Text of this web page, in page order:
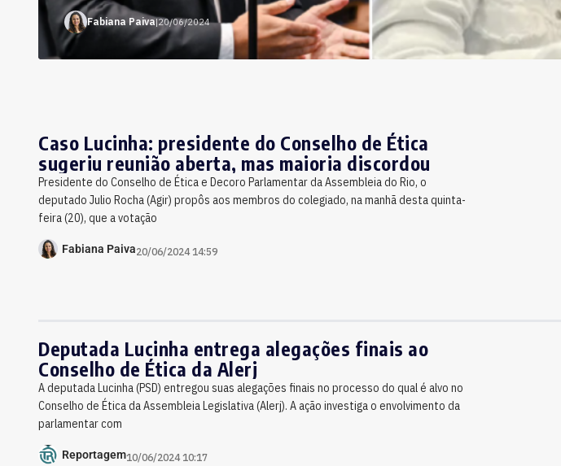
Fabiana Paiva|20/06/2024
Caso Lucinha: presidente do Conselho de Ética
sugeriu reunião aberta, mas maioria discordou
Presidente do Conselho de Ética e Decoro Parlamentar da Assembleia do Rio, o
deputado Julio Rocha (Agir) propôs aos membros do colegiado, na manhã desta quinta-
feira (20), que a votação
Fabiana Paiva20/06/2024 14:59
Deputada Lucinha entrega alegações finais ao
Conselho de Ética da Alerj
A deputada Lucinha (PSD) entregou suas alegações finais no processo do qual é alvo no
Conselho de Ética da Assembleia Legislativa (Alerj). A ação investiga o envolvimento da
parlamentar com
Reportagem10/06/2024 10:17